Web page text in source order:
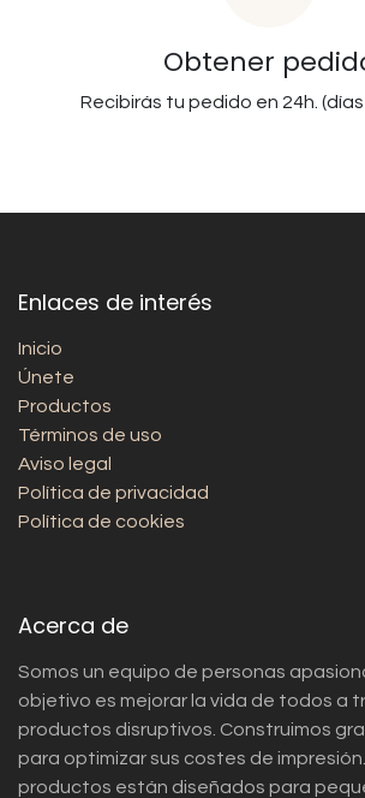
Obtener
Recibirás tu pedido en 24h.
Enlaces de interés
Inicio
Únete
Productos
Términos de uso
Aviso legal
Política de privacidad
Política de cookies
Acerca de
Somos un equipo de personas
objetivo es mejorar la vida de todos a
productos disruptivos. Construimos
para optimizar sus costes de
productos están diseñados para